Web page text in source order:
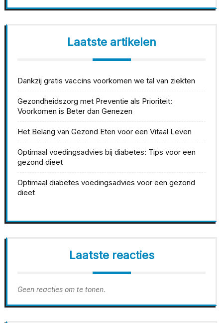
Laatste artikelen
Dankzij gratis vaccins voorkomen we tal van ziekten
Gezondheidszorg met Preventie als Prioriteit:
Voorkomen is Beter dan Genezen
Het Belang van Gezond Eten voor een Vitaal Leven
Optimaal voedingsadvies bij diabetes: Tips voor een
gezond dieet
Optimaal diabetes voedingsadvies voor een gezond
dieet
Laatste reacties
Geen reacties om te tonen.